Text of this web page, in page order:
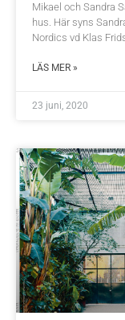
Mikael och Sandra
hus. Här syns
Nordics vd Klas
LÄS MER »
23 juni, 2020